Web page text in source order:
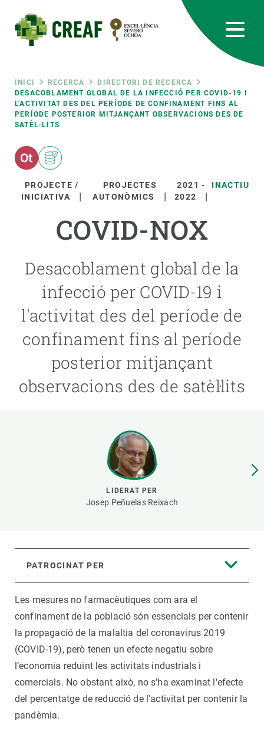
contingut
Fil
d'ariadna
INICI RECERCA
DIRECTORI DE RECERCA
DESACOBLAMENT GLOBAL DE LA INFECCIÓ PER COVID-19 I
L'ACTIVITAT DES DEL PERÍODE DE CONFINAMENT FINS AL
PERÍODE POSTERIOR MITJANÇANT OBSERVACIONS DES DE
SATÈL·LITS
PROJECTE /
INICIATIVA
PROJECTES
AUTONÒMICS
2021 -
2022
INACTIU
COVID-NOX
Desacoblament global de la
infecció per COVID-19 i
l'activitat des del període de
confinament fins al període
posterior mitjançant
observacions des de satèl·lits
LIDERAT PER
Josep Peñuelas Reixach
PATROCINAT PER
Les mesures no farmacèutiques com ara el
confinament de la població són essencials per contenir
la propagació de la malaltia del coronavirus 2019
(COVID-19), però tenen un efecte negatiu sobre
l’economia reduint les activitats industrials i
comercials. No obstant això, no s'ha examinat l'efecte
del percentatge de reducció de l'activitat per contenir la
pandèmia.
RRSS
Featured
responsive
INTRANET
Responsive
menu
CIÈNCIA EN ACCIÓ
UNEIX-TE A NOSALTRES
PARTICIPA
NOTÍCIES I AGENDA